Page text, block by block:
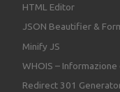
HTML Editor
JSON Beautifier &
Minify JS
WHOIS – Informazione
Redirect 301